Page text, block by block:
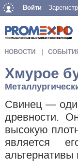
Войти
НОВОСТИ
Хмурое
Свинец —
древности.
высокую
является
альтернативы